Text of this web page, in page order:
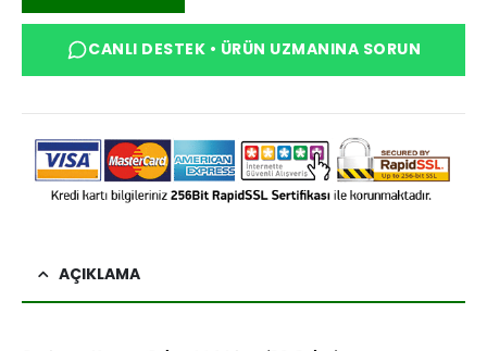
CANLI DESTEK • ÜRÜN UZMANINA SORUN
AÇIKLAMA